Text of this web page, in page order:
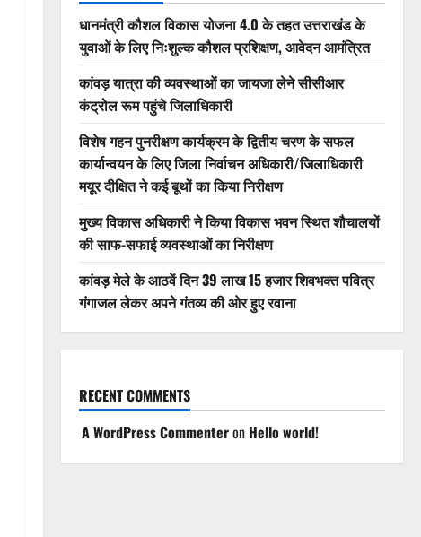
धानमंत्री कौशल विकास योजना 4.0 के तहत उत्तराखंड के
युवाओं के लिए निःशुल्क कौशल प्रशिक्षण, आवेदन आमंत्रित
कांवड़ यात्रा की व्यवस्थाओं का जायजा लेने सीसीआर
कंट्रोल रूम पहुंचे जिलाधिकारी
विशेष गहन पुनरीक्षण कार्यक्रम के द्वितीय चरण के सफल
कार्यान्वयन के लिए जिला निर्वाचन अधिकारी/जिलाधिकारी
मयूर दीक्षित ने कई बूथों का किया निरीक्षण
मुख्य विकास अधिकारी ने किया विकास भवन स्थित शौचालयों
की साफ-सफाई व्यवस्थाओं का निरीक्षण
कांवड़ मेले के आठवें दिन 39 लाख 15 हजार शिवभक्त पवित्र
गंगाजल लेकर अपने गंतव्य की ओर हुए रवाना
RECENT COMMENTS
A WordPress Commenteron Hello world!